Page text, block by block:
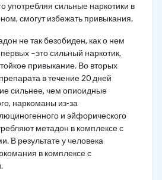
употребляя сильные наркотики в
смогут избежать привыкания.
не так безобиден, как о нем
–это сильный наркотик,
привыкание. Во вторых
в течение 20 дней
сильнее, чем опиоидные
наркоманы из-за
и эйфорического
метадон в комплексе с
В результате у человека
в комплексе с